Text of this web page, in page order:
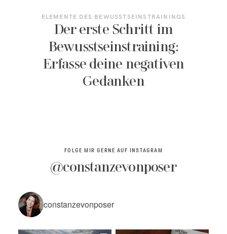
ELEMENTE DES BEWUSSTSEINSTRAININGS
Der erste Schritt im
Bewusstseinstraining:
Erfasse deine negativen
Gedanken
FOLGE MIR GERNE AUF INSTAGRAM
@constanzevonposer
constanzevonposer